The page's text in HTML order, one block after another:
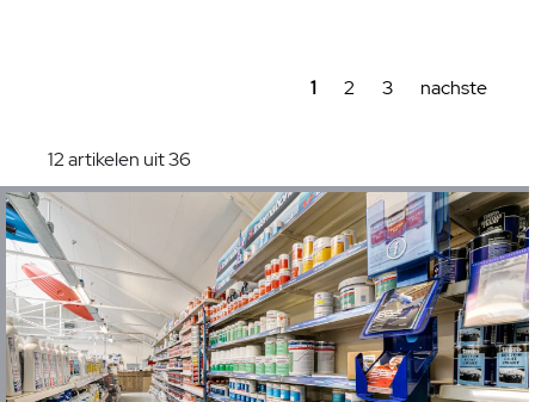
1 2 3 nachste
12 artikelen uit 36